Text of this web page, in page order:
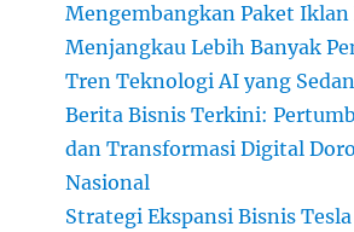
Mengembangkan Paket
Menjangkau Lebih Banyak
Tren Teknologi AI yang
Berita Bisnis Terkini:
dan Transformasi Digital
Nasional
Strategi Ekspansi Bisnis